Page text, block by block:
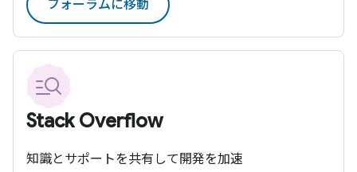
フォーラムに移動
Stack Overflow
知識とサポートを共有して開発を加速